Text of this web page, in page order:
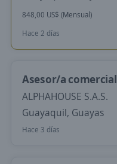
848,00 US$ (Mensual)
Hace 2 días
Asesor/a comercial
ALPHAHOUSE S.A.S.
Guayaquil, Guayas
Hace 3 días